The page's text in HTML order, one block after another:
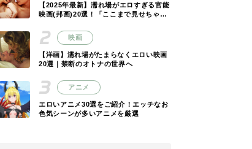
【2025年最新】濡れ場がエロすぎる官能
映画(邦画)20選！「ここまで見せちゃっ
映画
【洋画】濡れ場がたまらなくエロい映画
20選｜禁断のオトナの世界へ
アニメ
エロいアニメ30選をご紹介！エッチなお
色気シーンが多いアニメを厳選